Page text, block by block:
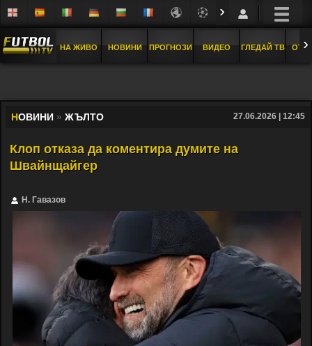
›
НА ЖИВО НОВИНИ ПРОГНОЗИ ВИДЕО ГЛЕДАЙ ТВ ›
НОВИНИ » ЖЪЛТО 27.06.2026 | 12:45
Клоп отказа да коментира думите на
Швайнщайгер
Н. Гавазов